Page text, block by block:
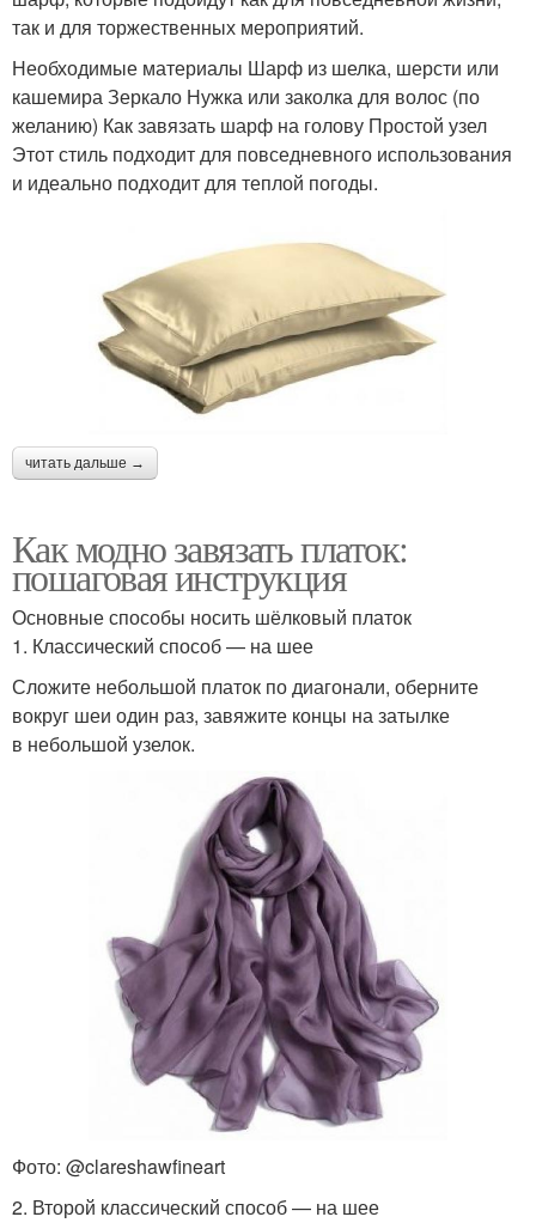
так и для торжественных мероприятий.
Необходимые материалы Шарф из шелка, шерсти или
кашемира Зеркало Нужка или заколка для волос (по
желанию) Как завязать шарф на голову Простой узел
Этот стиль подходит для повседневного использования
и идеально подходит для теплой погоды.
читать дальше →
Как модно завязать платок:
пошаговая инструкция
Основные способы носить шёлковый платок
1. Классический способ — на шее
Сложите небольшой платок по диагонали, оберните
вокруг шеи один раз, завяжите концы на затылке
в небольшой узелок.
Фото: @clareshawfineart
2. Второй классический способ — на шее